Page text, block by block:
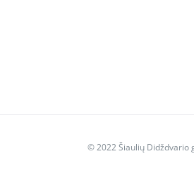
© 2022 Šiaulių Didždvario